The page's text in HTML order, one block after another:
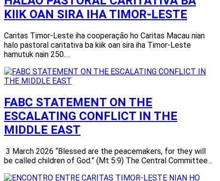
KIIK OAN SIRA IHA TIMOR-LESTE
Caritas Timor-Leste iha cooperação ho Caritas Macau nian
halo pastoral caritativa ba kiik oan sira iha Timor-Leste
hamutuk nain 250.…
FABC STATEMENT ON THE
ESCALATING CONFLICT IN THE
MIDDLE EAST
3 March 2026 “Blessed are the peacemakers, for they will
be called children of God.” (Mt 5:9) The Central Committee…